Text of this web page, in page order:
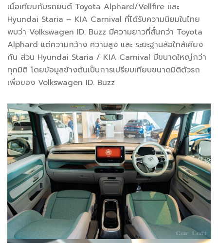
เมื่อเทียบกับรถยนต์ Toyota Alphard/Vellfire และ
Hyundai Staria – KIA Carnival ที่ได้รับความนิยมในไทย
พบว่า Volkswagen ID. Buzz มีความยาวที่สั้นกว่า Toyota
Alphard แต่ความกว้าง ความสูง และ ระยะฐานล้อใกล้เคียง
กัน ส่วน Hyundai Staria / KIA Carnival มีขนาดใหญ่กว่า
ทุกมิติ โดยข้อมูลข้างต้นเป็นการเปรียบเทียบขนาดมิติตัวรถ
เพื่อของ Volkswagen ID. Buzz